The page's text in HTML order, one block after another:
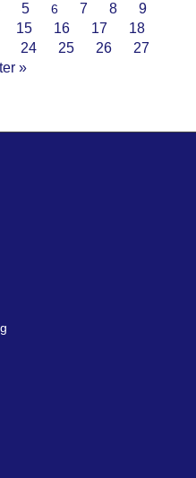
5 6 7 8
9
15 16 17
18
24 25 26
27
»